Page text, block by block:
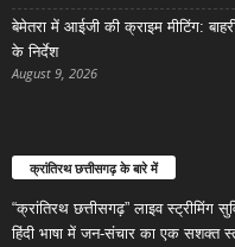
बेमेतरा में आईजी की क्राइम मीटिंग:
के निर्देश
August 9, 2026
क्रांतिरथ छत्तीसगढ़ के बारे में
“क्रांतिरथ छत्तीसगढ़” लाइव
हिंदी भाषा में जन-संचार का एक सशक्त